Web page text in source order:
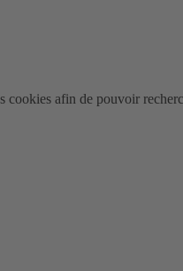
cookies afin de pouvoir